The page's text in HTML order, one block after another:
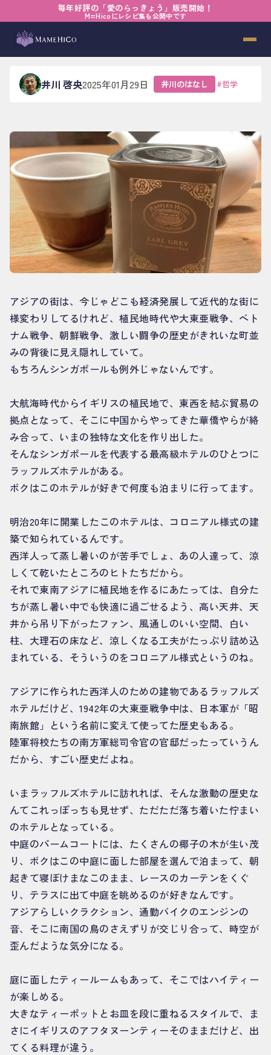
毎年好評の「愛のらっきょう」販売開始！
M=Hicoにレシピ集も公開中です
› 井川のはなし › 適当を認める寛大さ
適当を認める寛大さ
井川 啓央2025年01月29日 井川のはなし #哲学
アジアの街は、今じゃどこも経済発展して近代的な街に
様変わりしてるけれど、植民地時代や大東亜戦争、ベト
ナム戦争、朝鮮戦争、激しい闘争の歴史がきれいな町並
みの背後に見え隠れしていて。
もちろんシンガポールも例外じゃないんです。
大航海時代からイギリスの植民地で、東西を結ぶ貿易の
拠点となって、そこに中国からやってきた華僑やらが絡
み合って、いまの独特な文化を作り出した。
そんなシンガポールを代表する最高級ホテルのひとつに
ラッフルズホテルがある。
ボクはこのホテルが好きで何度も泊まりに行ってます。
明治20年に開業したこのホテルは、コロニアル様式の建
築で知られているんです。
西洋人って蒸し暑いのが苦手でしょ、あの人達って、涼
しくて乾いたところのヒトたちだから。
それで東南アジアに植民地を作るにあたっては、自分た
ちが蒸し暑い中でも快適に過ごせるよう、高い天井、天
井から吊り下がったファン、風通しのいい空間、白い
柱、大理石の床など、涼しくなる工夫がたっぷり詰め込
まれている、そういうのをコロニアル様式というのね。
アジアに作られた西洋人のための建物であるラッフルズ
ホテルだけど、1942年の大東亜戦争中は、日本軍が「昭
南旅館」という名前に変えて使ってた歴史もある。
陸軍将校たちの南方軍総司令官の官邸だったっていうん
だから、すごい歴史だよね。
いまラッフルズホテルに訪れれば、そんな激動の歴史な
んてこれっぽっちも見せず、ただただ落ち着いた佇まい
のホテルとなっている。
中庭のパームコートには、たくさんの椰子の木が生い茂
り、ボクはこの中庭に面した部屋を選んで泊まって、朝
起きて寝ぼけまなこのまま、レースのカーテンをくぐ
り、テラスに出て中庭を眺めるのが好きなんです。
アジアらしいクラクション、通勤バイクのエンジンの
音、そこに南国の鳥のさえずりが交じり合って、時空が
歪んだような気分になる。
庭に面したティールームもあって、そこではハイティー
が楽しめる。
大きなティーポットとお皿を段に重ねるスタイルで、ま
さにイギリスのアフタヌーンティーそのままだけど、出
てくる料理が違う。